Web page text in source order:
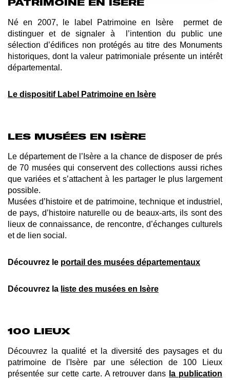
PATRIMOINE EN ISÈRE
Né en 2007, le label Patrimoine en Isère permet de
distinguer et de signaler à l’intention du public une
sélection d’édifices non protégés au titre des Monuments
historiques, dont la valeur patrimoniale présente un intérêt
départemental.
Le dispositif Label Patrimoine en Isère
LES MUSÉES EN ISÈRE
Le département de l’Isère a la chance de disposer de prés
de 70 musées qui conservent des collections aussi riches
que variées et s’attachent à les partager le plus largement
possible.
Musées d’histoire et de patrimoine, technique et industriel,
de pays, d’histoire naturelle ou de beaux-arts, ils sont des
lieux de connaissance, de rencontre, d’échanges culturels
et de lien social.
Découvrez le portail des musées départementaux
Découvrez la liste des musées en Isère
100 LIEUX
Découvrez la qualité et la diversité des paysages et du
patrimoine de l'Isère par une sélection de 100 Lieux
présentée sur cette carte. A retrouver dans la publication